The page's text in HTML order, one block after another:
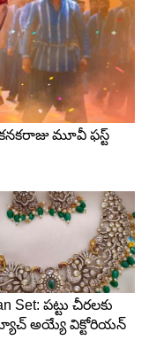
చేత్తో కాఫీ తాగి
చేస్తే తీయని కాఫీ
యష్ కూడా వేదని
ఒక్కసారిగా కాఫీ
అలాగే
రాజా, యష్
అప్పుడు వేద,
ఉంటారు.
ఏదో తేడాగా ఉంది చాలా
వేద..